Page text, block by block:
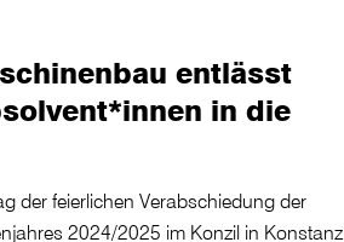
entlässt
in die
der feierlichen Verabschiedung der
2024/2025 im Konzil in Konstanz.